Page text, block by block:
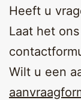
Heeft u
Laat het
Wilt u een